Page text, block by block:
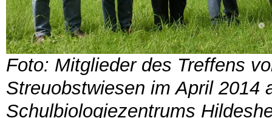
Foto: Mitglieder des Treffens
Streuobstwiesen im April 2014
Schulbiologiezentrums